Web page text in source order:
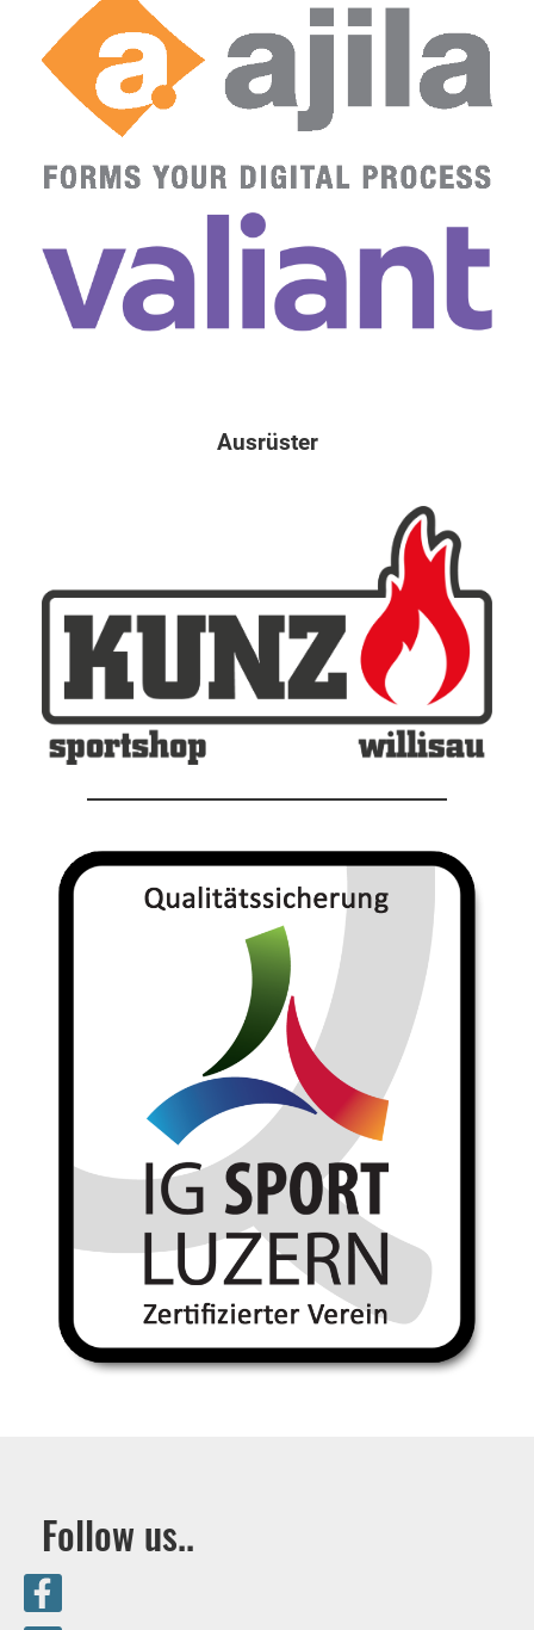
Ausrüster
Follow us..